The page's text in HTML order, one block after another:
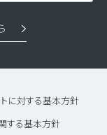
に対する基本方針
する基本方針